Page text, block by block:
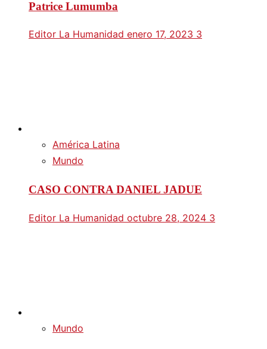
Patrice Lumumba
Editor La Humanidad enero 17, 2023 3
América Latina
Mundo
CASO CONTRA DANIEL JADUE
Editor La Humanidad octubre 28, 2024 3
Mundo